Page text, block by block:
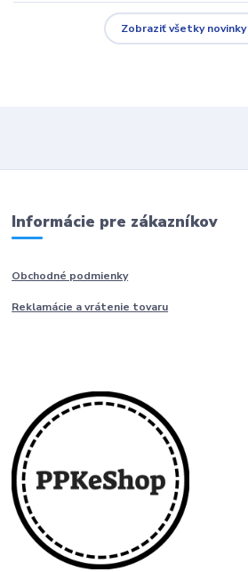
Zobraziť všetky novinky
Informácie pre zákazníkov
Obchodné podmienky
Reklamácie a vrátenie tovaru